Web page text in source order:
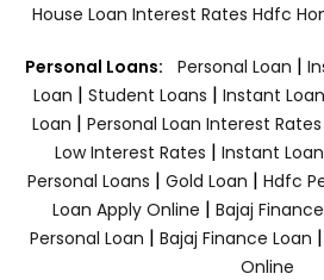
House Loan Interest Rates Hdfc
Personal Loans: Personal Loan |
Loan | Student Loans | Instant
Loan | Personal Loan Interest Rates
Low Interest Rates | Instant
Personal Loans | Gold Loan | Hdfc
Loan Apply Online | Bajaj
Personal Loan | Bajaj Finance Loan |
Online